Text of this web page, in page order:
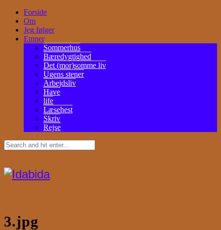
Forside
Om
Jeg følger
Emner
Sommerhus
Bæredygtighed
Det (mor)somme liv
Ugens stener
Arbejdsliv
Have
life
Læsehest
Skriv
Rejse
3.jpg